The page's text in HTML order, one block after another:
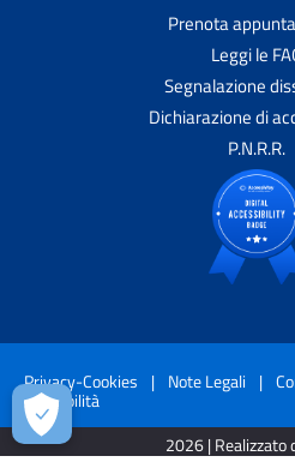
Prenota
Leggi le
Segnalazione
Dichiarazione di
P.N.R.R.
Privacy-Cookies | Note Legali |
accessibilità
2026 | Realizzato